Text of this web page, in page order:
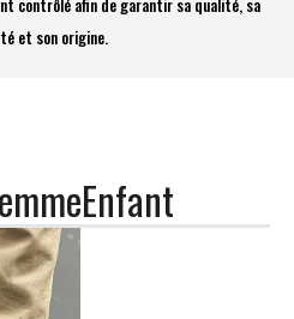
contrôlé afin de garantir sa qualité, sa
et son origine.
Enfant